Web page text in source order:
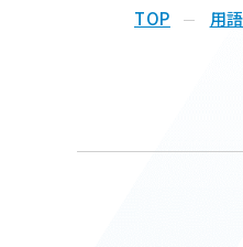
TOP 用